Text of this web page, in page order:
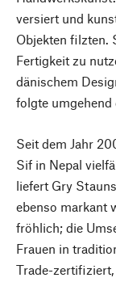
versiert und
Objekten filzten.
Fertigkeit zu
dänischem
folgte umgehend
Seit dem Jahr
Sif in Nepal
liefert Gry
ebenso markant
fröhlich; die
Frauen in
Trade-